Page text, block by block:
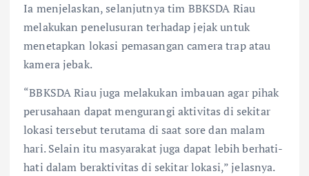
Ia menjelaskan, selanjutnya tim BBKSDA Riau
melakukan penelusuran terhadap jejak untuk
menetapkan lokasi pemasangan camera trap atau
kamera jebak.
“BBKSDA Riau juga melakukan imbauan agar pihak
perusahaan dapat mengurangi aktivitas di sekitar
lokasi tersebut terutama di saat sore dan malam
hari. Selain itu masyarakat juga dapat lebih berhati-
hati dalam beraktivitas di sekitar lokasi,” jelasnya.